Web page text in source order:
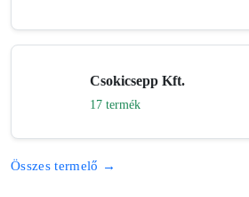
Csokicsepp Kft.
17 termék
Összes termelő →